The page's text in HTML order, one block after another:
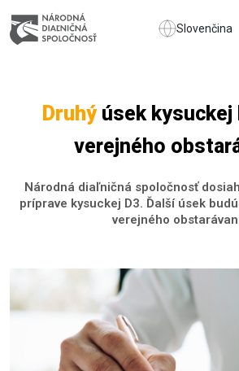
Slovenčina
Druhýúsek kysuckej
verejného
Národná diaľničná spoločnosť
príprave kysuckej D3. Ďalší úsek
verejného